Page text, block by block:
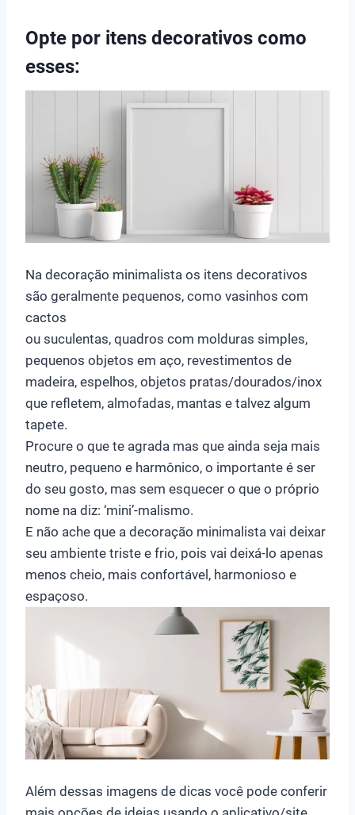
Opte por itens decorativos como
esses:
Na decoração minimalista os itens decorativos
são geralmente pequenos, como vasinhos com
cactos
ou suculentas, quadros com molduras simples,
pequenos objetos em aço, revestimentos de
madeira, espelhos, objetos pratas/dourados/inox
que refletem, almofadas, mantas e talvez algum
tapete.
Procure o que te agrada mas que ainda seja mais
neutro, pequeno e harmônico, o importante é ser
do seu gosto, mas sem esquecer o que o próprio
nome na diz: ‘mini’-malismo.
E não ache que a decoração minimalista vai deixar
seu ambiente triste e frio, pois vai deixá-lo apenas
menos cheio, mais confortável, harmonioso e
espaçoso.
Além dessas imagens de dicas você pode conferir